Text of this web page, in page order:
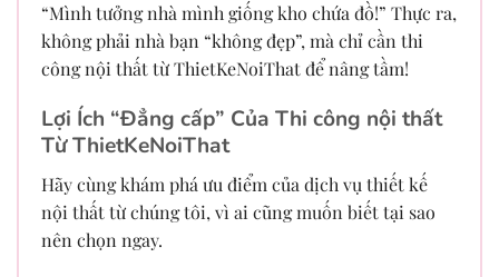
“Mình tưởng nhà mình giống kho chứa đồ!” Thực ra,
không phải nhà bạn “không đẹp”, mà chỉ cần thi
công nội thất từ ThietKeNoiThat để nâng tầm!
Lợi Ích “Đẳng cấp” Của Thi công nội thất
Từ ThietKeNoiThat
Hãy cùng khám phá ưu điểm của dịch vụ thiết kế
nội thất từ chúng tôi, vì ai cũng muốn biết tại sao
nên chọn ngay.